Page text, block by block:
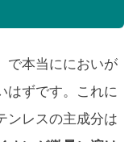
で本当ににおいが
ずです。これに
ンレスの主成分は